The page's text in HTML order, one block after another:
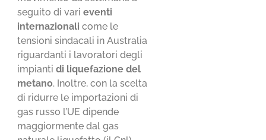
seguito di varieventi
internazionalicome le
tensioni sindacali in Australia
riguardanti i lavoratori degli
impiantidi liquefazione del
metano. Inoltre, con la scelta
di ridurre le importazioni di
gas russo l’UE dipende
maggiormente dal gas